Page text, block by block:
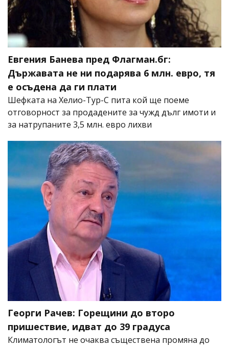
Евгения Банева пред Флагман.бг:
Държавата не ни подарява 6 млн. евро, тя
е осъдена да ги плати
Шефката на Хелио-Тур-С пита кой ще поеме
отговорност за продадените за чужд дълг имоти и
за натрупаните 3,5 млн. евро лихви
Георги Рачев: Горещини до второ
пришествие, идват до 39 градуса
Климатологът не очаква съществена промяна до